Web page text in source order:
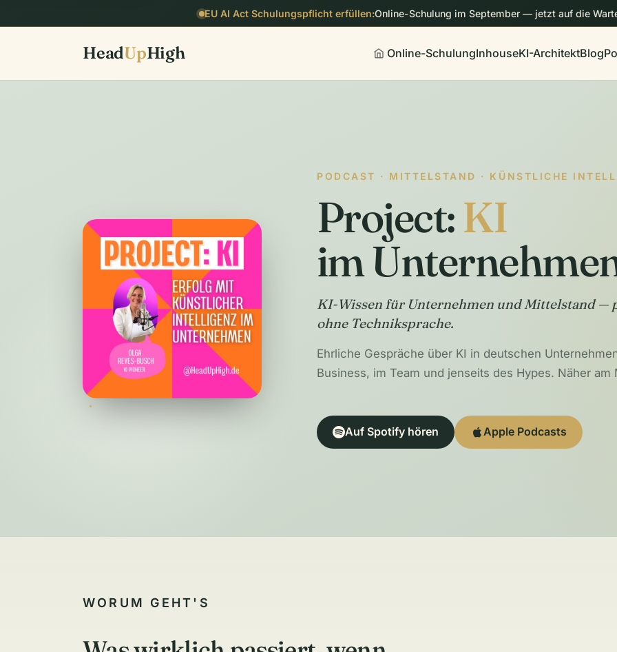
EU AI Act Schulungspflicht erfüllen:Online-Schulung im September — jetzt auf die
HeadUpHigh Online-SchulungInhouseKI-ArchitektBlog
PODCAST · MITTELSTAND · KÜNSTLICHE
Project:KI
im
KI-Wissen für Unternehmen und Mittelstand —
ohne Techniksprache.
Ehrliche Gespräche über KI in deutschen
Business, im Team und jenseits des Hypes. Näher am
Auf Spotify hören Apple Podcasts
WORUM GEHT'S